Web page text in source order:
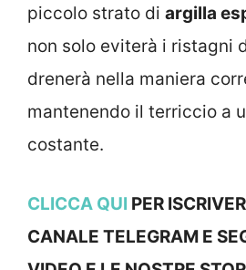
piccolo strato di argilla
non solo eviterà i ristagni
drenerà nella maniera
mantenendo il terriccio a
costante.
CLICCA QUI PER
CANALE TELEGRAM E